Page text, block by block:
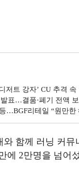
저트 강자’ CU 추격 속
표…결품·폐기 전액 보
…BGF리테일 “원만한
함께 러닝 커뮤
에 2만명을 넘어